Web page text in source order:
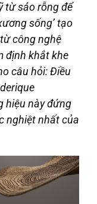
từ sáo rỗng để
sống’ tạo
công nghệ
định khắt khe
câu hỏi: Điều
hiệu này đứng
nghiệt nhất của